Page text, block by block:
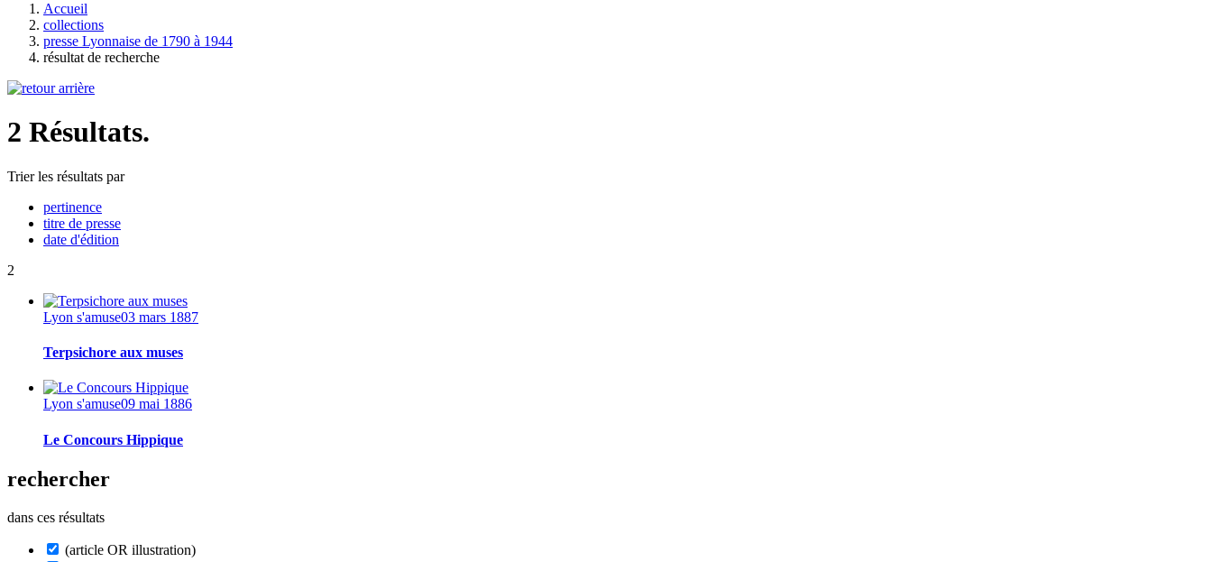
Accueil
collections
presse Lyonnaise de 1790 à 1944
résultat de recherche
2 Résultats.
Trier les résultats par
pertinence
titre de presse
date d'édition
2
Lyon s'amuse03 mars 1887
Terpsichore aux muses
Lyon s'amuse09 mai 1886
Le Concours Hippique
rechercher
dans ces résultats
(article OR illustration)